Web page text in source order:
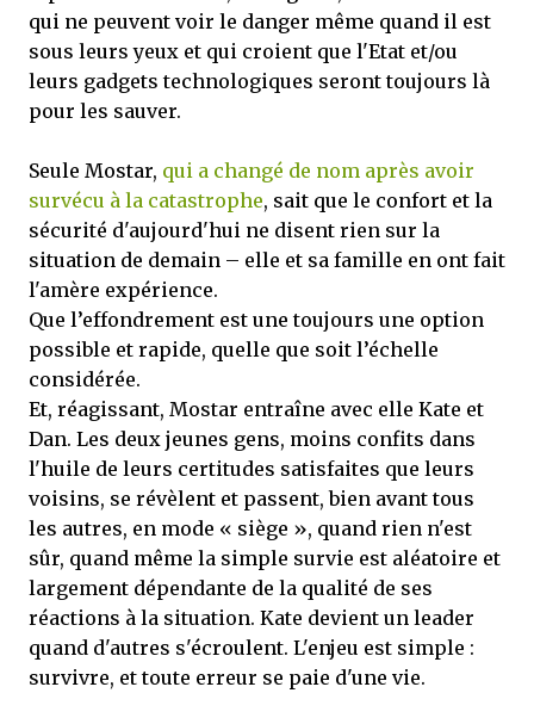
qui ne peuvent voir le danger même quand il est
sous leurs yeux et qui croient que l'Etat et/ou
leurs gadgets technologiques seront toujours là
pour les sauver.
Seule Mostar, qui a changé de nom après avoir
survécu à la catastrophe, sait que le confort et la
sécurité d'aujourd'hui ne disent rien sur la
situation de demain – elle et sa famille en ont fait
l'amère expérience.
Que l’effondrement est une toujours une option
possible et rapide, quelle que soit l’échelle
considérée.
Et, réagissant, Mostar entraîne avec elle Kate et
Dan. Les deux jeunes gens, moins confits dans
l'huile de leurs certitudes satisfaites que leurs
voisins, se révèlent et passent, bien avant tous
les autres, en mode « siège », quand rien n'est
sûr, quand même la simple survie est aléatoire et
largement dépendante de la qualité de ses
réactions à la situation. Kate devient un leader
quand d'autres s'écroulent. L'enjeu est simple :
survivre, et toute erreur se paie d'une vie.